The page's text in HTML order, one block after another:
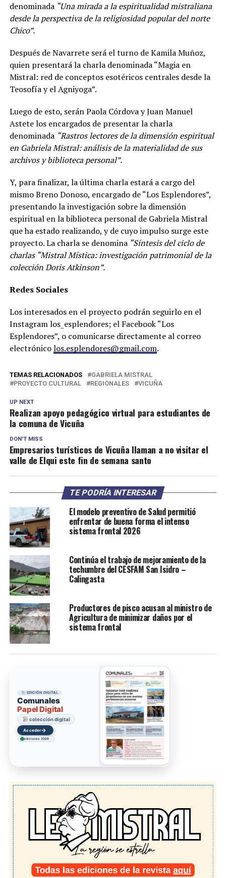
denominada“Una mirada a la espiritualidad mistraliana
desde la perspectiva de la religiosidad popular del norte
Chico”.
Después de Navarrete será el turno de Kamila Muñoz,
quien presentará la charla denominada “Magia en
Mistral: red de conceptos esotéricos centrales desde la
Teosofía y el Agniyoga”.
Luego de esto, serán Paola Córdova y Juan Manuel
Astete los encargados de presentar la charla
denominada “Rastros lectores de la dimensión espiritual
en Gabriela Mistral: análisis de la materialidad de sus
archivos y biblioteca personal”.
Y, para finalizar, la última charla estará a cargo del
mismo Breno Donoso, encargado de “Los Esplendores”,
presentando la investigación sobre la dimensión
espiritual en la biblioteca personal de Gabriela Mistral
que ha estado realizando, y de cuyo impulso surge este
proyecto. La charla se denomina“Síntesis del ciclo de
charlas “Mistral Mística: investigación patrimonial de la
colección Doris Atkinson”.
Redes Sociales
Los interesados en el proyecto podrán seguirlo en el
Instagram los_esplendores; el Facebook “Los
Esplendores”, o comunicarse directamente al correo
electrónicolos.esplendores@gmail.com.
TEMAS RELACIONADOS
GABRIELA MISTRAL
PROYECTO CULTURAL
REGIONALES VICUÑA
UP NEXT
Realizan apoyo pedagógico virtual para estudiantes de
la comuna de Vicuña
DON'T MISS
Empresarios turísticos de Vicuña llaman a no visitar el
valle de Elqui este fin de semana santo
TE PODRÍA INTERESAR
El modelo preventivo de Salud permitió
enfrentar de buena forma el intenso
sistema frontal 2026
Continúa el trabajo de mejoramiento de la
techumbre del CESFAM San Isidro –
Calingasta
Productores de pisco acusan al ministro de
Agricultura de minimizar daños por el
sistema frontal
EDICIÓN DIGITAL
Comunales
Papel Digital
colección digital
Acceder→
ediciones 2026